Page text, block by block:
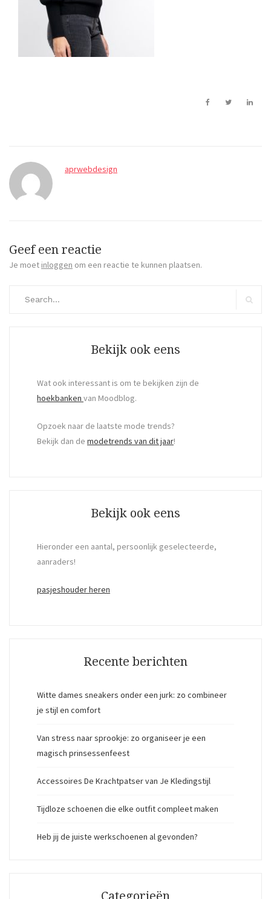
aprwebdesign
Geef een reactie
Je moet inloggen om een reactie te kunnen plaatsen.
Bekijk ook eens
Wat ook interessant is om te bekijken zijn de
hoekbanken van Moodblog.
Opzoek naar de laatste mode trends?
Bekijk dan de modetrends van dit jaar!
Bekijk ook eens
Hieronder een aantal, persoonlijk geselecteerde,
aanraders!
pasjeshouder heren
Recente berichten
Witte dames sneakers onder een jurk: zo combineer
je stijl en comfort
Van stress naar sprookje: zo organiseer je een
magisch prinsessenfeest
Accessoires De Krachtpatser van Je Kledingstijl
Tijdloze schoenen die elke outfit compleet maken
Heb jij de juiste werkschoenen al gevonden?